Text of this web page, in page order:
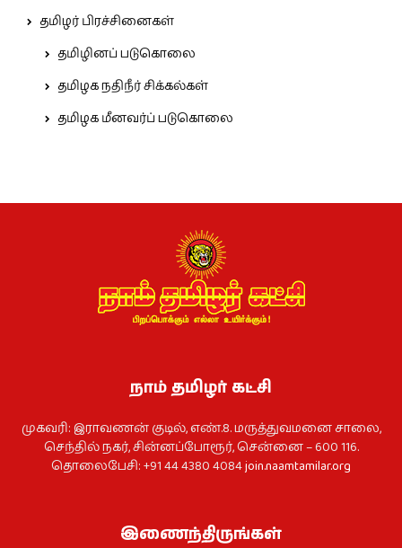
தமிழர் பிரச்சினைகள்
தமிழினப் படுகொலை
தமிழக நதிநீர் சிக்கல்கள்
தமிழக மீனவர்ப் படுகொலை
நாம் தமிழர் கட்சி
முகவரி: இராவணன் குடில், எண்.8. மருத்துவமனை சாலை,
செந்தில் நகர், சின்னப்போரூர், சென்னை – 600 116.
தொலைபேசி: +91 44 4380 4084join.naamtamilar.org
இணைந்திருங்கள்